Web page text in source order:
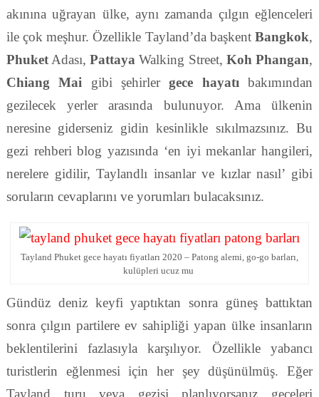
akınına uğrayan ülke, aynı zamanda çılgın eğlenceleri
ile çok meşhur. Özellikle Tayland’da başkentBangkok,
PhuketAdası,Pattaya Walking Street, Koh Phangan,
Chiang Mai gibi şehirlergece hayatıbakımından
gezilecek yerler arasında bulunuyor. Ama ülkenin
neresine giderseniz gidin kesinlikle sıkılmazsınız. Bu
gezi rehberi blog yazısında ‘en iyi mekanlar hangileri,
nerelere gidilir, Taylandlı insanlar ve kızlar nasıl’ gibi
soruların cevaplarını ve yorumları bulacaksınız.
Tayland Phuket gece hayatı fiyatları 2020 – Patong alemi, go-go barları,
kulüpleri ucuz mu
Gündüz deniz keyfi yaptıktan sonra güneş battıktan
sonra çılgın partilere ev sahipliği yapan ülke insanların
beklentilerini fazlasıyla karşılıyor. Özellikle yabancı
turistlerin eğlenmesi için her şey düşünülmüş. Eğer
Tayland turu veya gezisi planlıyorsanız geceleri